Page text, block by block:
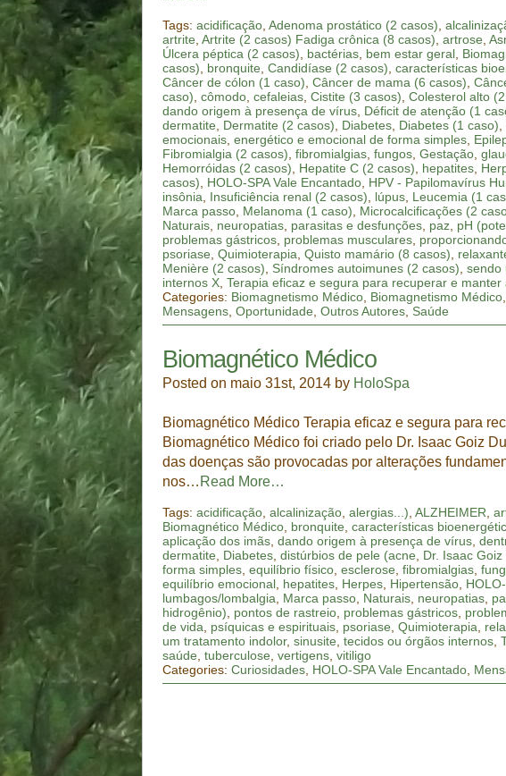
Tags:acidificação,Adenoma prostático (2 casos),
artrite,Artrite (2 casos) Fadiga crônica (8 casos),artrose,
Úlcera péptica (2 casos), bactérias, bem estar geral,
casos), bronquite,Candidíase (2 casos),características
Câncer de cólon (1 caso),Câncer de mama (6 casos),
caso),cômodo,cefaleias,Cistite (3 casos),Colesterol alto
dando origem à presença de vírus, Déficit de atenção (1
dermatite, Dermatite (2 casos), Diabetes, Diabetes (1 caso),
emocionais,energético e emocional de forma simples,
Fibromialgia (2 casos),fibromialgias,fungos,Gestação,
Hemorróidas (2 casos), Hepatite C (2 casos), hepatites,
casos), HOLO-SPA Vale Encantado, HPV - Papilomavírus
insônia, Insuficiência renal (2 casos), lúpus, Leucemia (1
Marca passo, Melanoma (1 caso), Microcalcificações (2
Naturais, neuropatias, parasitas e desfunções, paz, pH
problemas gástricos, problemas musculares,
psoriase,Quimioterapia,Quisto mamário (8 casos),
Menière (2 casos), Síndromes autoimunes (2 casos),sendo
internos X,Terapia eficaz e segura para recuperar e manter
Categories: Biomagnetismo Médico, Biomagnetismo Médico
Mensagens,Oportunidade,Outros Autores, Saúde
Biomagnético Médico
Posted on maio 31st, 2014 by HoloSpa
Biomagnético Médico Terapia eficaz e segura para
Biomagnético Médico foi criado pelo Dr. Isaac Goiz
das doenças são provocadas por alterações
nos… Read More…
Tags:acidificação ,alcalinização ,alergias...) ,ALZHEIMER ,
Biomagnético Médico bronquite ,características
aplicação dos imãs ,dando origem à presença de vírus ,
dermatite
Diabetes ,distúrbios de pele (acne Dr. Isaac Goiz
forma simples ,equilíbrio físico ,esclerose ,fibromialgias ,
equilíbrio emocional hepatites Herpes Hipertensão
lumbagos/lombalgia
Marca passo Naturais neuropatias
hidrogênio)
pontos de rastreio problemas gástricos
de vida
psíquicas e espirituais psoriase ,Quimioterapia
um tratamento indolor,sinusite ,tecidos ou órgãos internos ,
saúde ,tuberculose ,vertigens ,vitiligo
Categories:Curiosidades HOLO-SPA Vale Encantado